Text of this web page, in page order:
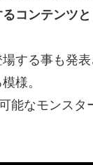
コンテンツ
する事も発
様。
能なモンス